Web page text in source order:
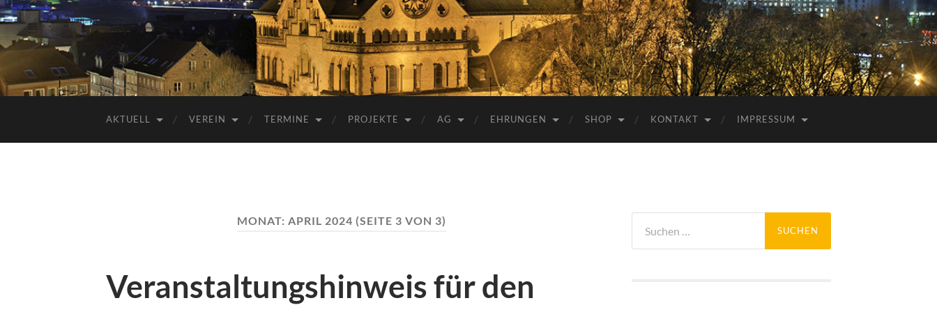
AKTUELL VEREIN TERMINE PROJEKTE AG EHRUNGEN SHOP KONTAKT IMPRESSUM
MONAT: APRIL 2024 (SEITE 3 VON 3)
Veranstaltungshinweis für den
nach: